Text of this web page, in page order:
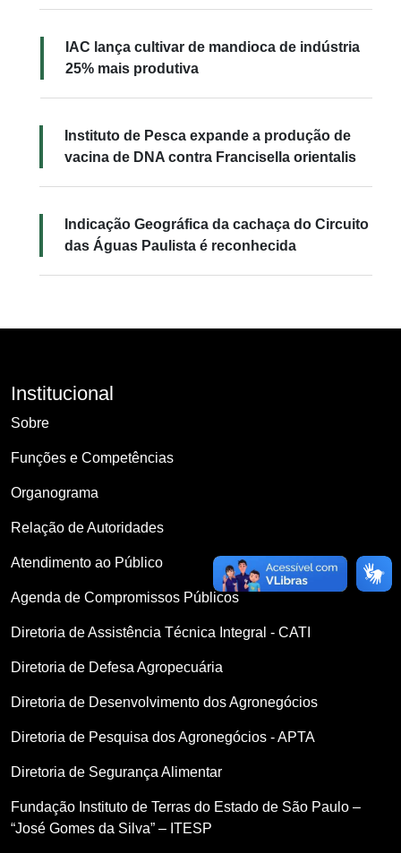
IAC lança cultivar de mandioca de indústria
25% mais produtiva
Instituto de Pesca expande a produção de
vacina de DNA contra Francisella orientalis
Indicação Geográfica da cachaça do Circuito
das Águas Paulista é reconhecida
Institucional
Sobre
Funções e Competências
Organograma
Relação de Autoridades
Atendimento ao Público
Agenda de Compromissos Públicos
Diretoria de Assistência Técnica Integral - CATI
Diretoria de Defesa Agropecuária
Diretoria de Desenvolvimento dos Agronegócios
Diretoria de Pesquisa dos Agronegócios - APTA
Diretoria de Segurança Alimentar
Fundação Instituto de Terras do Estado de São Paulo –
“José Gomes da Silva” – ITESP